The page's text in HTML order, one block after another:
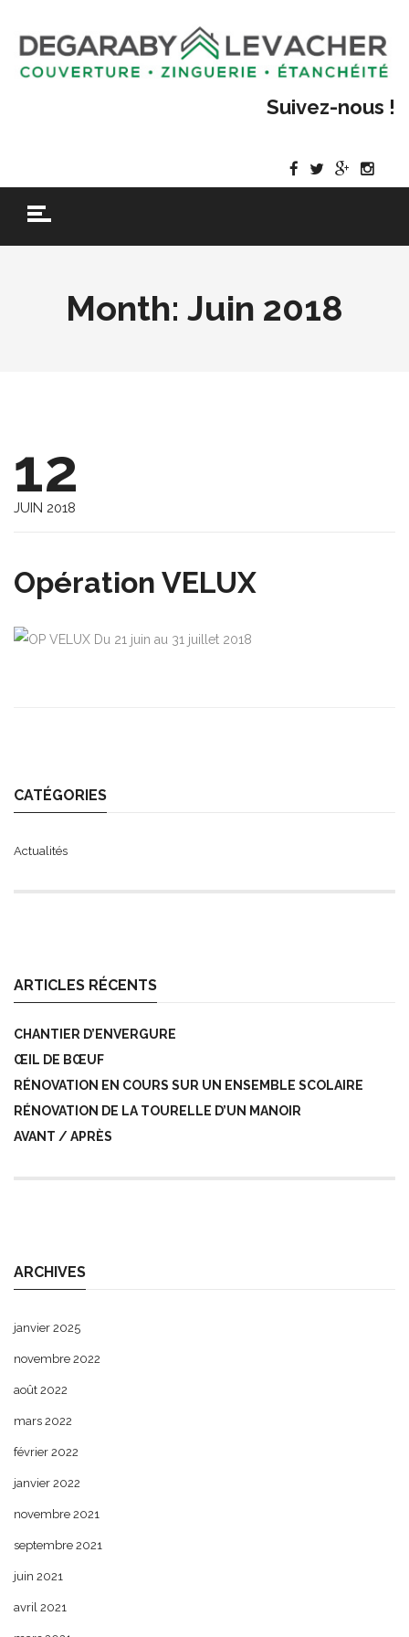
Suivez-nous !
Month: Juin 2018
12
JUIN 2018
Opération VELUX
Du 21 juin au 31 juillet 2018
CATÉGORIES
Actualités
ARTICLES RÉCENTS
CHANTIER D’ENVERGURE
ŒIL DE BŒUF
RÉNOVATION EN COURS SUR UN ENSEMBLE SCOLAIRE
RÉNOVATION DE LA TOURELLE D’UN MANOIR
AVANT / APRÈS
ARCHIVES
janvier 2025
novembre 2022
août 2022
mars 2022
février 2022
janvier 2022
novembre 2021
septembre 2021
juin 2021
avril 2021